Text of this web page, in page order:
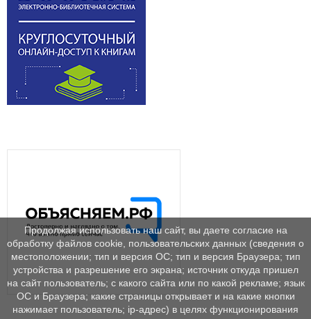
Продолжая использовать наш сайт, вы даете согласие на
обработку файлов cookie, пользовательских данных (сведения о
местоположении; тип и версия ОС; тип и версия Браузера; тип
устройства и разрешение его экрана; источник откуда пришел
на сайт пользователь; с какого сайта или по какой рекламе; язык
ОС и Браузера; какие страницы открывает и на какие кнопки
нажимает пользователь; ip-адрес) в целях функционирования